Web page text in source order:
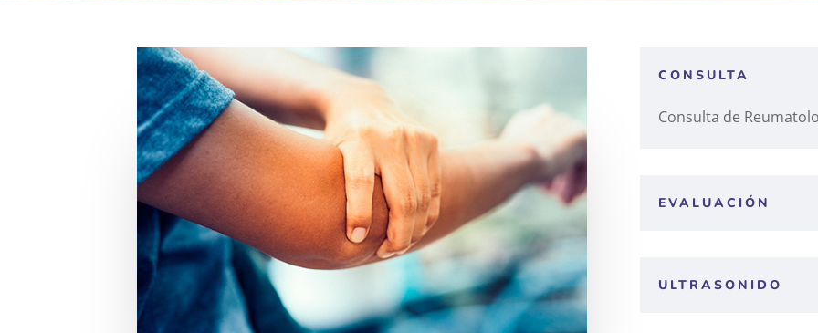
CONSULTA
Consulta de
EVALUACIÓN
ULTRASONIDO